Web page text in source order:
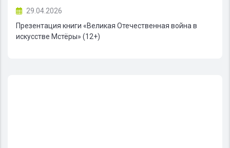
29.04.2026
Презентация книги «Великая Отечественная война в
искусстве Мстёры» (12+)